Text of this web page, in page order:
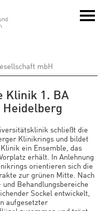
mbH
Klinik 1. BA
schließt die
Klinikrings und bildet
ein Ensemble, das
erhält. In Anlehnung
orientieren sich die
zur grünen Mitte. Nach
Behandlungsbereiche
Sockel entwickelt,
aufgesetzter